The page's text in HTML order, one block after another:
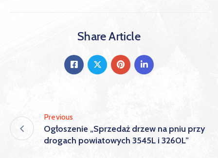
Share Article
Previous
Ogłoszenie „Sprzedaż drzew na pniu przy
drogach powiatowych 3545L i 3260L”